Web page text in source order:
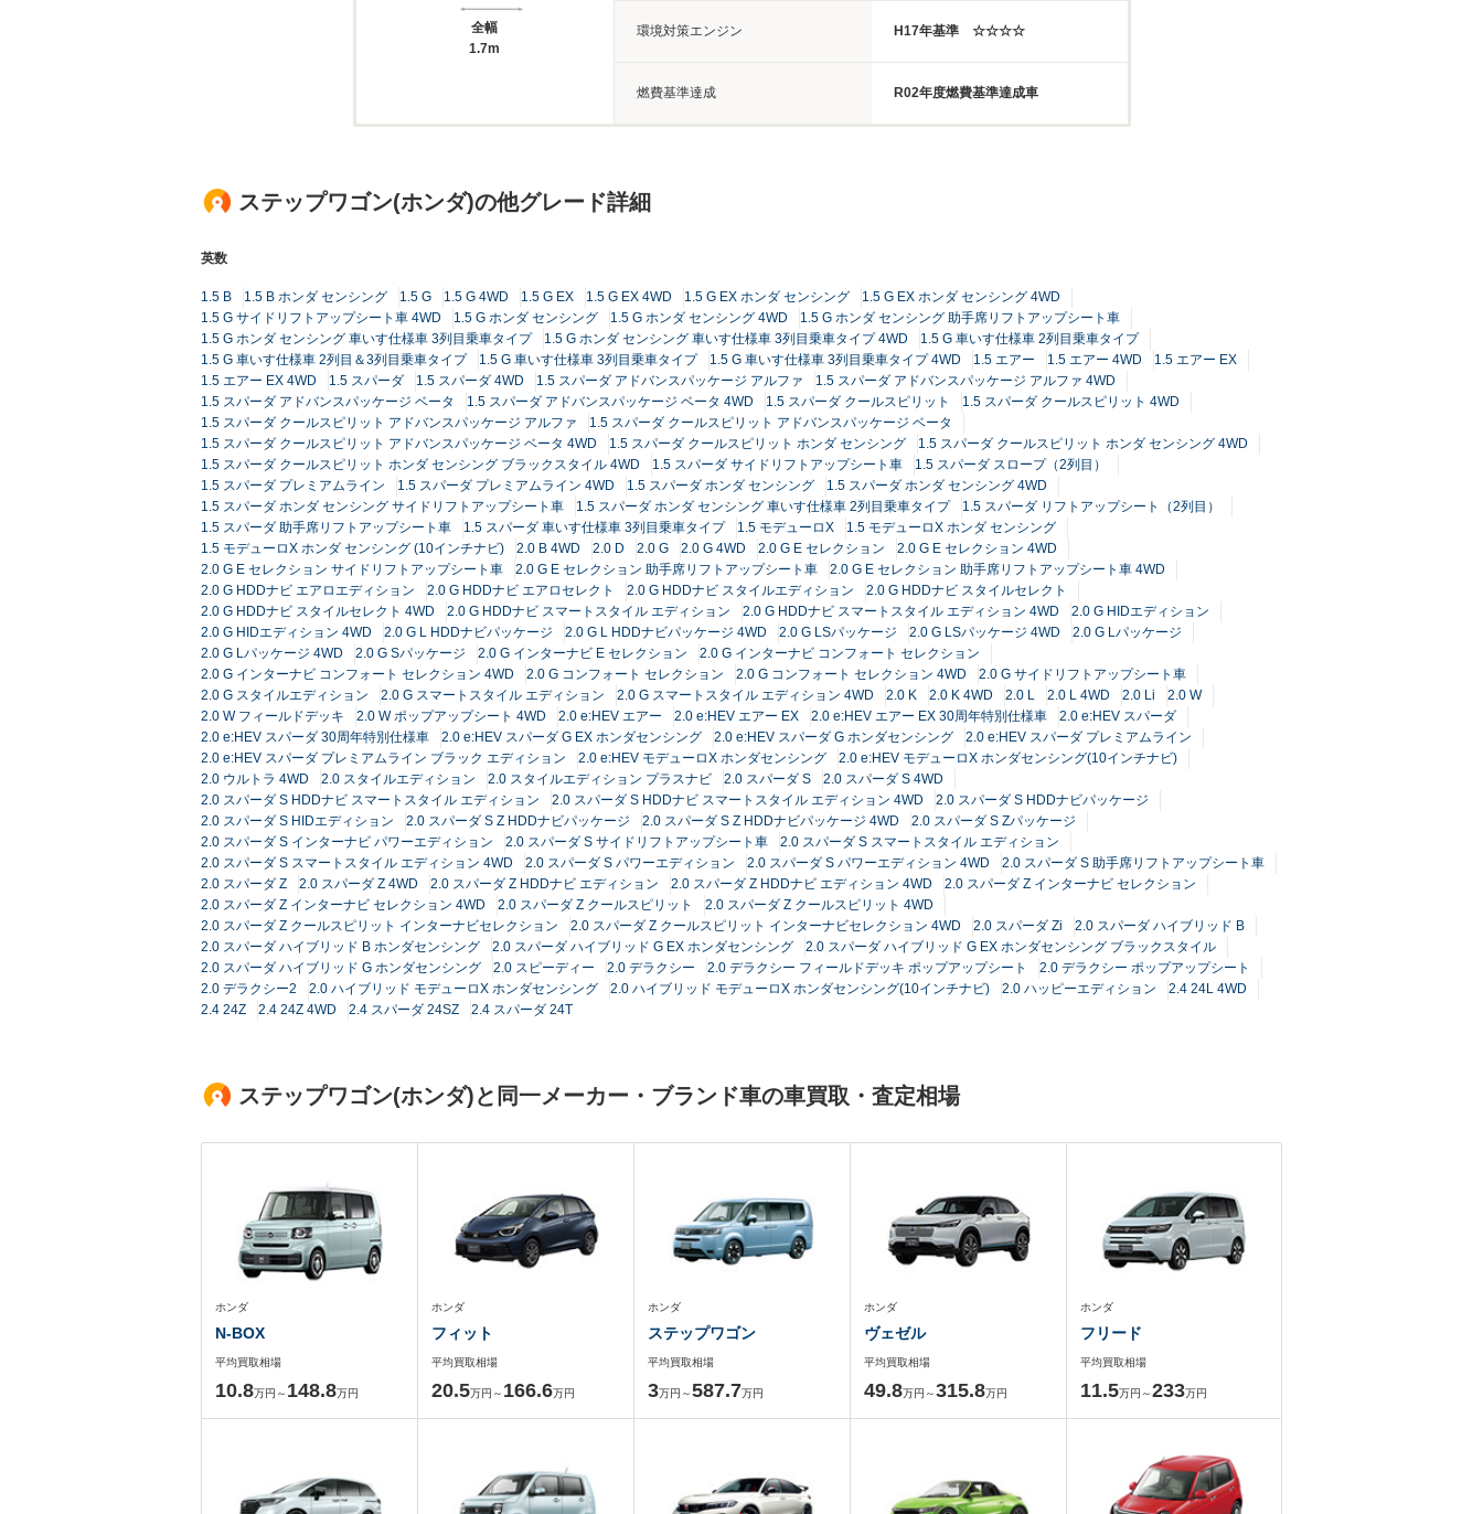
全幅
1.7m
環境対策エンジン H17年基準 ☆☆☆☆
燃費基準達成 R02年度燃費基準達成車
ステップワゴン(ホンダ)の他グレード詳細
英数
1.5 B 1.5 B ホンダ センシング 1.5 G 1.5 G 4WD 1.5 G EX 1.5 G EX 4WD 1.5 G EX ホンダ センシング
1.5 G EX ホンダ センシング 4WD
1.5 G サイドリフトアップシート車 4WD
1.5 G ホンダ センシング 1.5 G ホンダ センシング 4WD
1.5 G ホンダ センシング 助手席リフトアップシート車
1.5 G ホンダ センシング 車いす仕様車 3列目乗車タイプ
1.5 G ホンダ センシング 車いす仕様車 3列目乗車タイプ 4WD
1.5 G 車いす仕様車 2列目乗車タイプ
1.5 G 車いす仕様車 2列目＆3列目乗車タイプ
1.5 G 車いす仕様車 3列目乗車タイプ 1.5 G 車いす仕様車 3列目乗車タイプ 4WD 1.5 エアー 1.5 エアー 4WD
1.5 エアー EX
1.5 エアー EX 4WD
1.5 スパーダ 1.5 スパーダ 4WD 1.5 スパーダ アドバンスパッケージ アルファ
1.5 スパーダ アドバンスパッケージ アルファ 4WD
1.5 スパーダ アドバンスパッケージ ベータ
1.5 スパーダ アドバンスパッケージ ベータ 4WD 1.5 スパーダ クールスピリット
1.5 スパーダ クールスピリット 4WD
1.5 スパーダ クールスピリット アドバンスパッケージ アルファ
1.5 スパーダ クールスピリット アドバンスパッケージ ベータ
1.5 スパーダ クールスピリット アドバンスパッケージ ベータ 4WD
1.5 スパーダ クールスピリット ホンダ センシング
1.5 スパーダ クールスピリット ホンダ センシング 4WD
1.5 スパーダ クールスピリット ホンダ センシング ブラックスタイル 4WD
1.5 スパーダ サイドリフトアップシート車
1.5 スパーダ スロープ（2列目）
1.5 スパーダ プレミアムライン
1.5 スパーダ プレミアムライン 4WD 1.5 スパーダ ホンダ センシング
1.5 スパーダ ホンダ センシング 4WD
1.5 スパーダ ホンダ センシング サイドリフトアップシート車
1.5 スパーダ ホンダ センシング 車いす仕様車 2列目乗車タイプ
1.5 スパーダ リフトアップシート（2列目）
1.5 スパーダ 助手席リフトアップシート車
1.5 スパーダ 車いす仕様車 3列目乗車タイプ 1.5 モデューロX
1.5 モデューロX ホンダ センシング
1.5 モデューロX ホンダ センシング (10インチナビ)
2.0 B 4WD 2.0 D 2.0 G 2.0 G 4WD 2.0 G E セレクション
2.0 G E セレクション 4WD
2.0 G E セレクション サイドリフトアップシート車
2.0 G E セレクション 助手席リフトアップシート車
2.0 G E セレクション 助手席リフトアップシート車 4WD
2.0 G HDDナビ エアロエディション
2.0 G HDDナビ エアロセレクト 2.0 G HDDナビ スタイルエディション
2.0 G HDDナビ スタイルセレクト
2.0 G HDDナビ スタイルセレクト 4WD
2.0 G HDDナビ スマートスタイル エディション 2.0 G HDDナビ スマートスタイル エディション 4WD
2.0 G HIDエディション
2.0 G HIDエディション 4WD
2.0 G L HDDナビパッケージ 2.0 G L HDDナビパッケージ 4WD 2.0 G LSパッケージ 2.0 G LSパッケージ 4WD
2.0 G Lパッケージ
2.0 G Lパッケージ 4WD
2.0 G Sパッケージ 2.0 G インターナビ E セレクション
2.0 G インターナビ コンフォート セレクション
2.0 G インターナビ コンフォート セレクション 4WD
2.0 G コンフォート セレクション 2.0 G コンフォート セレクション 4WD
2.0 G サイドリフトアップシート車
2.0 G スタイルエディション
2.0 G スマートスタイル エディション 2.0 G スマートスタイル エディション 4WD 2.0 K 2.0 K 4WD 2.0 L 2.0 L 4WD 2.0 Li
2.0 W
2.0 W フィールドデッキ
2.0 W ポップアップシート 4WD 2.0 e:HEV エアー 2.0 e:HEV エアー EX 2.0 e:HEV エアー EX 30周年特別仕様車
2.0 e:HEV スパーダ
2.0 e:HEV スパーダ 30周年特別仕様車
2.0 e:HEV スパーダ G EX ホンダセンシング 2.0 e:HEV スパーダ G ホンダセンシング
2.0 e:HEV スパーダ プレミアムライン
2.0 e:HEV スパーダ プレミアムライン ブラック エディション
2.0 e:HEV モデューロX ホンダセンシング
2.0 e:HEV モデューロX ホンダセンシング(10インチナビ)
2.0 ウルトラ 4WD
2.0 スタイルエディション 2.0 スタイルエディション プラスナビ 2.0 スパーダ S
2.0 スパーダ S 4WD
2.0 スパーダ S HDDナビ スマートスタイル エディション
2.0 スパーダ S HDDナビ スマートスタイル エディション 4WD
2.0 スパーダ S HDDナビパッケージ
2.0 スパーダ S HIDエディション
2.0 スパーダ S Z HDDナビパッケージ 2.0 スパーダ S Z HDDナビパッケージ 4WD
2.0 スパーダ S Zパッケージ
2.0 スパーダ S インターナビ パワーエディション
2.0 スパーダ S サイドリフトアップシート車
2.0 スパーダ S スマートスタイル エディション
2.0 スパーダ S スマートスタイル エディション 4WD
2.0 スパーダ S パワーエディション 2.0 スパーダ S パワーエディション 4WD
2.0 スパーダ S 助手席リフトアップシート車
2.0 スパーダ Z
2.0 スパーダ Z 4WD 2.0 スパーダ Z HDDナビ エディション 2.0 スパーダ Z HDDナビ エディション 4WD
2.0 スパーダ Z インターナビ セレクション
2.0 スパーダ Z インターナビ セレクション 4WD
2.0 スパーダ Z クールスピリット
2.0 スパーダ Z クールスピリット 4WD
2.0 スパーダ Z クールスピリット インターナビセレクション
2.0 スパーダ Z クールスピリット インターナビセレクション 4WD 2.0 スパーダ Zi
2.0 スパーダ ハイブリッド B
2.0 スパーダ ハイブリッド B ホンダセンシング
2.0 スパーダ ハイブリッド G EX ホンダセンシング
2.0 スパーダ ハイブリッド G EX ホンダセンシング ブラックスタイル
2.0 スパーダ ハイブリッド G ホンダセンシング
2.0 スピーディー 2.0 デラクシー 2.0 デラクシー フィールドデッキ ポップアップシート
2.0 デラクシー ポップアップシート
2.0 デラクシー2
2.0 ハイブリッド モデューロX ホンダセンシング 2.0 ハイブリッド モデューロX ホンダセンシング(10インチナビ) 2.0 ハッピーエディション
2.4 24L 4WD
2.4 24Z
2.4 24Z 4WD 2.4 スパーダ 24SZ 2.4 スパーダ 24T
ステップワゴン(ホンダ)と同一メーカー・ブランド車の車買取・査定相場
ホンダ
N-BOX
平均買取相場
10.8万円～ 148.8万円
ホンダ
フィット
平均買取相場
20.5万円～ 166.6万円
ホンダ
ステップワゴン
平均買取相場
3万円～587.7万円
ホンダ
ヴェゼル
平均買取相場
49.8万円～315.8万円
ホンダ
フリード
平均買取相場
11.5万円～233万円